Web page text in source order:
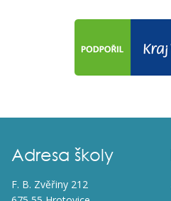
Adresa školy
F. B. Zvěřiny 212